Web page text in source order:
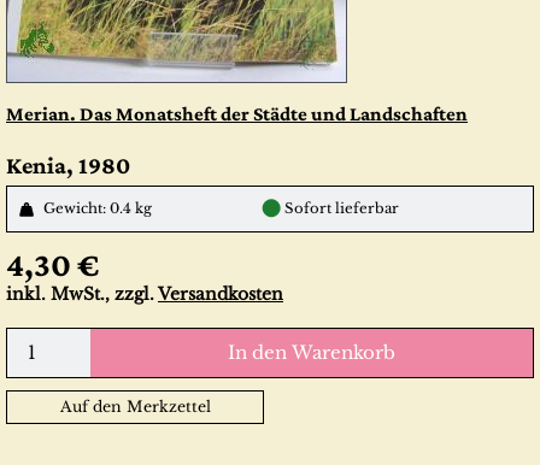
Merian. Das Monatsheft der Städte und Landschaften
Kenia, 1980
Gewicht: 0.4 kg ● Sofort lieferbar
4,30 €
inkl. MwSt., zzgl.Versandkosten
In den Warenkorb
Auf den Merkzettel